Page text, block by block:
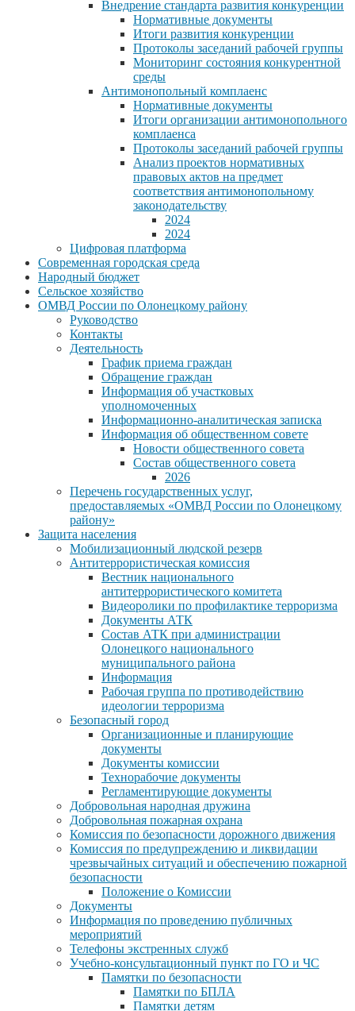
Внедрение стандарта развития конкуренции
Нормативные документы
Итоги развития конкуренции
Протоколы заседаний рабочей группы
Мониторинг состояния конкурентной
среды
Антимонопольный комплаенс
Нормативные документы
Итоги организации антимонопольного
комплаенса
Протоколы заседаний рабочей группы
Анализ проектов нормативных
правовых актов на предмет
соответствия антимонопольному
законодательству
2024
2024
Цифровая платформа
Современная городская среда
Народный бюджет
Сельское хозяйство
ОМВД России по Олонецкому району
Руководство
Контакты
Деятельность
График приема граждан
Обращение граждан
Информация об участковых
уполномоченных
Информационно-аналитическая записка
Информация об общественном совете
Новости общественного совета
Состав общественного совета
2026
Перечень государственных услуг,
предоставляемых «ОМВД России по Олонецкому
району»
Защита населения
Мобилизационный людской резерв
Антитеррористическая комиссия
Вестник национального
антитеррористического комитета
Видеоролики по профилактике терроризма
Документы АТК
Состав АТК при администрации
Олонецкого национального
муниципального района
Информация
Рабочая группа по противодействию
идеологии терроризма
Безопасный город
Организационные и планирующие
документы
Документы комиссии
Технорабочие документы
Регламентирующие документы
Добровольная народная дружина
Добровольная пожарная охрана
Комиссия по безопасности дорожного движения
Комиссия по предупреждению и ликвидации
чрезвычайных ситуаций и обеспечению пожарной
безопасности
Положение о Комиссии
Документы
Информация по проведению публичных
мероприятий
Телефоны экстренных служб
Учебно-консультационный пункт по ГО и ЧС
Памятки по безопасности
Памятки по БПЛА
Памятки детям